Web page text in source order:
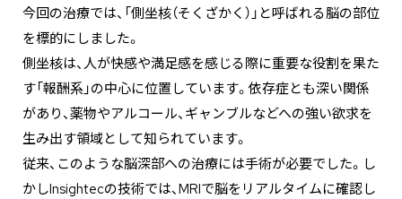
今回の治療では、「側坐核（そくざかく）」と呼ばれる脳の部位
を標的にしました。
側坐核は、人が快感や満足感を感じる際に重要な役割を果た
す「報酬系」の中心に位置しています。依存症とも深い関係
があり、薬物やアルコール、ギャンブルなどへの強い欲求を
生み出す領域として知られています。
従来、このような脳深部への治療には手術が必要でした。し
かしInsightecの技術では、MRIで脳をリアルタイムに確認し